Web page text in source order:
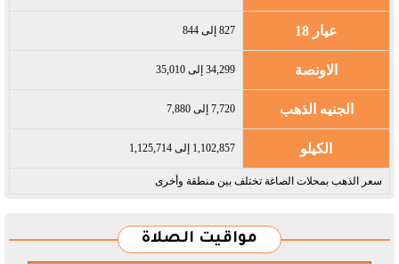
عيار 18 827 إلى 844
الاونصة 34,299 إلى 35,010
الجنيه الذهب 7,720 إلى 7,880
الكيلو 1,102,857 إلى 1,125,714
سعر الذهب بمحلات الصاغة تختلف بين منطقة وأخرى
مواقيت الصلاة